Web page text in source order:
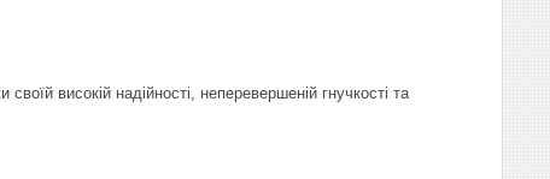
високій надійності, неперевершеній гнучкості та